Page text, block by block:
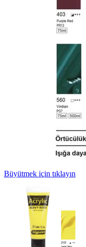
Büyütmek için tıklayın